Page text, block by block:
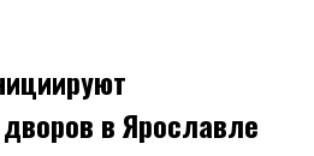
в Ярославле